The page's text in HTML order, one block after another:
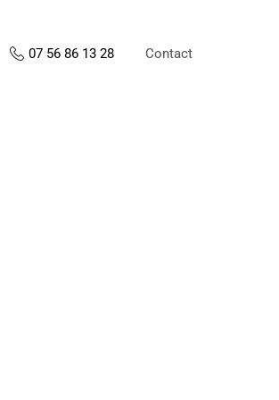
07 56 86 13 28 Contact